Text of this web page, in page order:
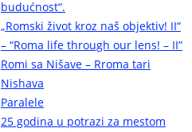
budućnost“.
„Romski život kroz naš objektiv! II“
– “Roma life through our lens! – II”
Romi sa Nišave – Rroma tari
Nishava
Paralele
25 godina u potrazi za mestom